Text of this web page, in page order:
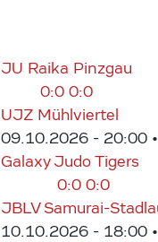
JU Raika Pinzgau
0:0 0:0
UJZ Mühlviertel
09.10.2026 - 20:00
Galaxy Judo Tigers
0:0 0:0
JBLV Samurai-
10.10.2026 - 18:00